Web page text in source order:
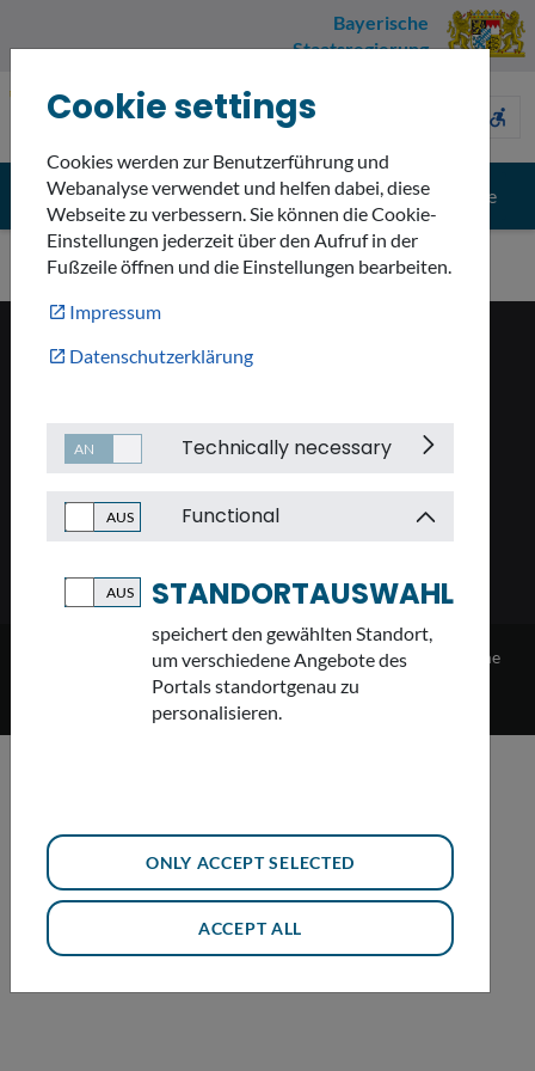
Bayerische
Staatsregierung
Umweltnavigator
accessible_forward
Menü search Suche
Cookie settings
Cookies werden zur Benutzerführung und
Webanalyse verwendet und helfen dabei, diese
Webseite zu verbessern. Sie können die Cookie-
Einstellungen jederzeit über den Aufruf in der
Fußzeile öffnen und die Einstellungen bearbeiten.
Impressum
Datenschutzerklärung
Technically necessary
Functional
STANDORTAUSWAHL
speichert den gewählten Standort,
um verschiedene Angebote des
Portals standortgenau zu
personalisieren.
ONLY ACCEPT SELECTED
ACCEPT ALL
+49 (89) 9214–00
Rosenkavalierplatz 2, 81925 München
2023 Bayerische Staatsregierung vertreten durch das Bayerische
Staatsministerium für Umwelt und Verbraucherschutz - -
-Sitemap -